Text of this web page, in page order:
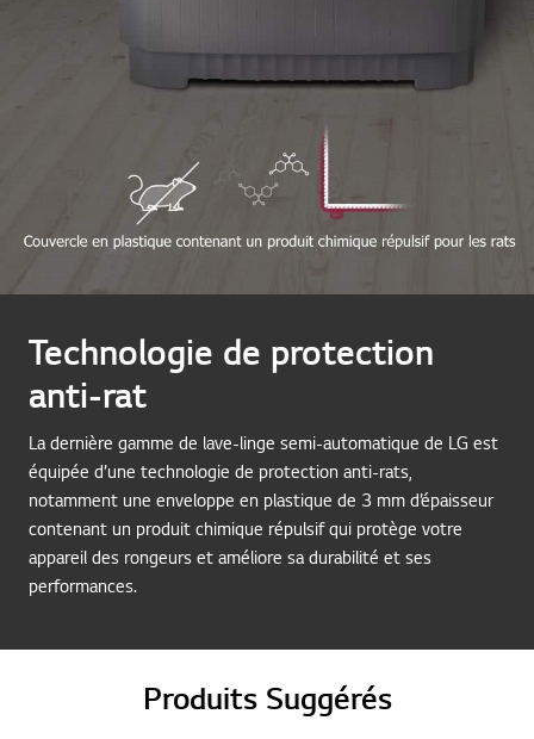
Technologie de protection
anti-rat
La dernière gamme de lave-linge semi-automatique de LG est
équipée d’une technologie de protection anti-rats,
notamment une enveloppe en plastique de 3 mm d’épaisseur
contenant un produit chimique répulsif qui protège votre
appareil des rongeurs et améliore sa durabilité et ses
performances.
Produits Suggérés